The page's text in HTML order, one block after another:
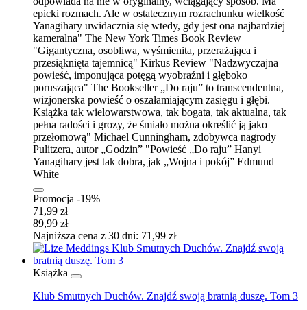
epicki rozmach. Ale w ostatecznym rozrachunku wielkość
Yanagihary uwidacznia się wtedy, gdy jest ona najbardziej
kameralna" The New York Times Book Review
"Gigantyczna, osobliwa, wyśmienita, przerażająca i
przesiąknięta tajemnicą" Kirkus Review "Nadzwyczajna
powieść, imponująca potęgą wyobraźni i głęboko
poruszająca" The Bookseller „Do raju” to transcendentna,
wizjonerska powieść o oszałamiającym zasięgu i głębi.
Książka tak wielowarstwowa, tak bogata, tak aktualna, tak
pełna radości i grozy, że śmiało można określić ją jako
przełomową" Michael Cunningham, zdobywca nagrody
Pulitzera, autor „Godzin” "Powieść „Do raju” Hanyi
Yanagihary jest tak dobra, jak „Wojna i pokój” Edmund
White
Promocja -19%
71,99 zł
89,99 zł
Najniższa cena z 30 dni: 71,99 zł
Książka
Klub Smutnych Duchów. Znajdź swoją bratnią duszę. Tom 3